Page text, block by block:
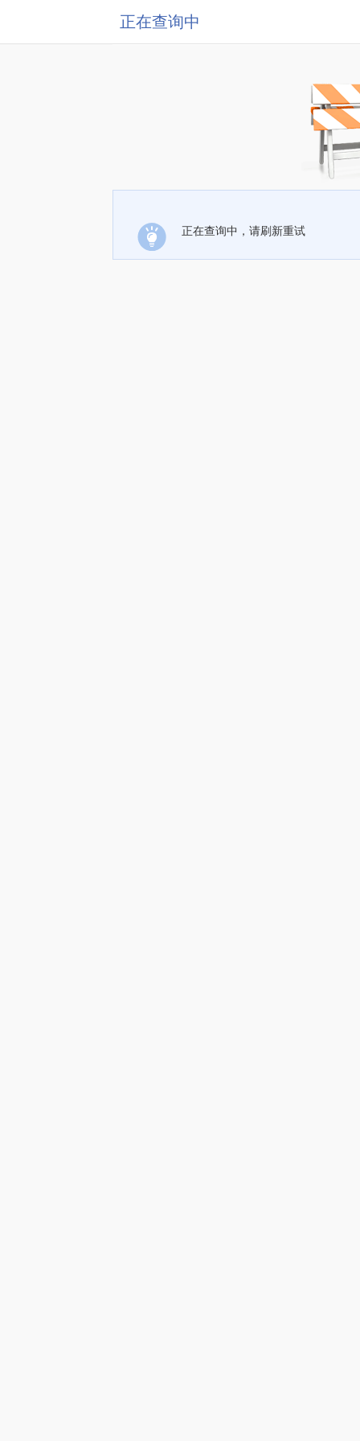
正在查询中
正在查询中，请刷新重试